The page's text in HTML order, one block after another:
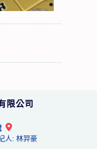
限公司
人: 林羿豪